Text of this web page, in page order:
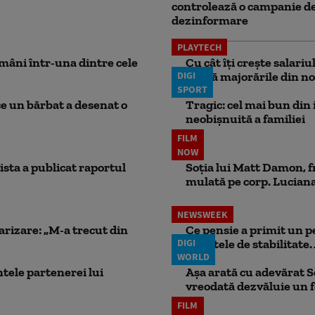
controlează o campanie
dezinformare
într-una dintre cele
PLAYTECH
Cu cât îți crește
aplică majorările din
un bărbat a desenat o
DIGI
SPORT
Tragic: cel mai bun
neobișnuită a familiei
a publicat raportul
FILM
NOW
Soția lui Matt Damon,
mulată pe corp.
„M-a trecut din
NEWSWEEK
Ce pensie a primit un
punctele de
partenerei lui
DIGI
WORLD
Așa arată cu adevărat
vreodată dezvăluie un
FILM